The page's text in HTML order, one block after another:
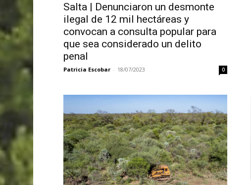
Salta | Denunciaron un desmonte
ilegal de 12 mil hectáreas y
convocan a consulta popular para
que sea considerado un delito
penal
Patricia Escobar - 18/07/2023 0